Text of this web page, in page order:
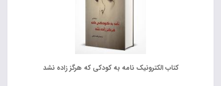
کتاب الکترونیک نامه به کودکی که هرگز زاده نشد